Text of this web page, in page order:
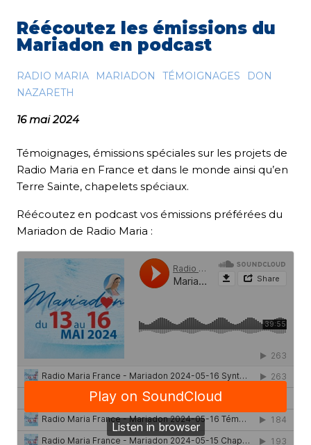
Réécoutez les émissions du
Mariadon en podcast
RADIO MARIA MARIADON TÉMOIGNAGES
DON
NAZARETH
16 mai 2024
Témoignages, émissions spéciales sur les projets de
Radio Maria en France et dans le monde ainsi qu’en
Terre Sainte, chapelets spéciaux.
Réécoutez en podcast vos émissions préférées du
Mariadon de Radio Maria :